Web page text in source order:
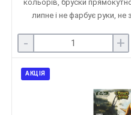
кольорів, бруски
липне і не фарбує руки,
- +
АКЦІЯ